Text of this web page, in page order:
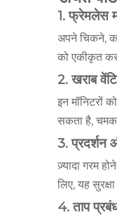
1. फ्रेमलेस
अपने चिकने,
को एकीकृत
2. खराब
इन मॉनिटरों
सकता है, चमक
3. प्रदर्शन
ज़्यादा गरम
लिए, यह
4. ताप